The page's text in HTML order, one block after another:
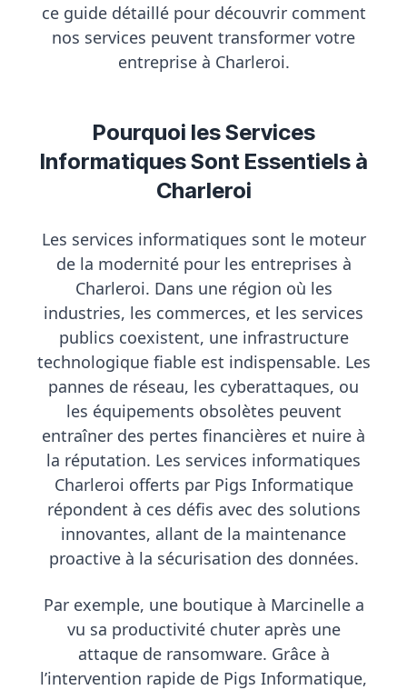
ce guide détaillé pour découvrir comment
nos services peuvent transformer votre
entreprise à Charleroi.
Pourquoi les Services
Informatiques Sont Essentiels à
Charleroi
Les services informatiques sont le moteur
de la modernité pour les entreprises à
Charleroi. Dans une région où les
industries, les commerces, et les services
publics coexistent, une infrastructure
technologique fiable est indispensable. Les
pannes de réseau, les cyberattaques, ou
les équipements obsolètes peuvent
entraîner des pertes financières et nuire à
la réputation. Les services informatiques
Charleroi offerts par Pigs Informatique
répondent à ces défis avec des solutions
innovantes, allant de la maintenance
proactive à la sécurisation des données.
Par exemple, une boutique à Marcinelle a
vu sa productivité chuter après une
attaque de ransomware. Grâce à
l’intervention rapide de Pigs Informatique,